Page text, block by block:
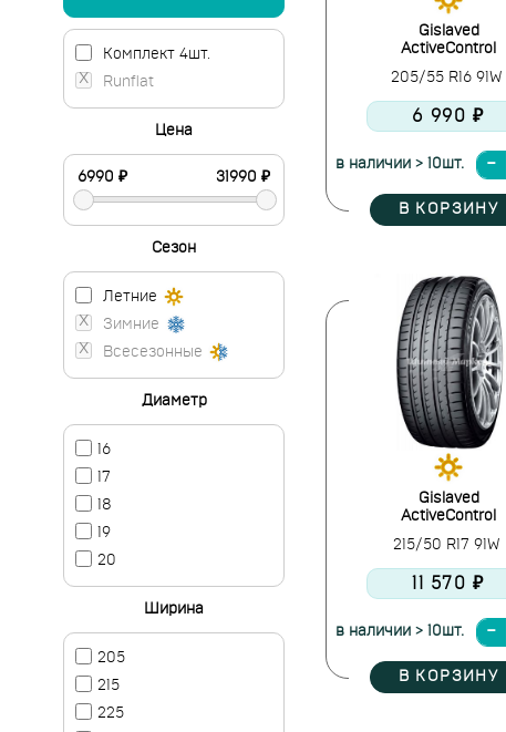
Gislaved
ActiveControl
205/55 R16 91W
6 990 ₽
в наличии > 10шт.
В КОРЗИНУ
Gislaved
ActiveControl
215/50 R17 91W
11 570 ₽
в наличии > 10шт.
В КОРЗИНУ
Комплект 4шт.
Runflat
Цена
Сезон
Летние
Зимние
Всесезонные
Диаметр
16
17
18
19
20
Ширина
205
215
225